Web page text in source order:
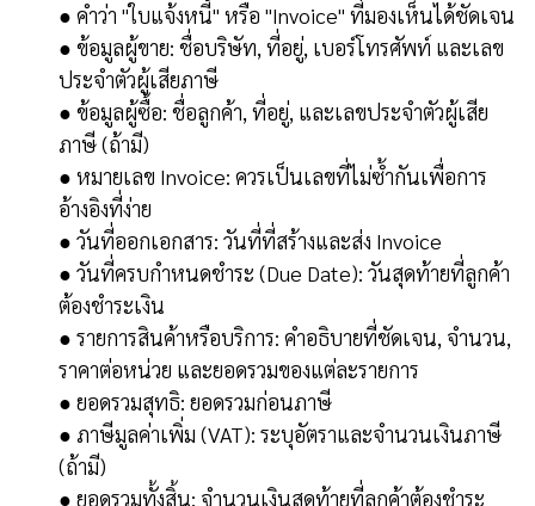
● คำว่า "ใบแจ้งหนี้" หรือ "Invoice" ที่มองเห็นได้ชัดเจน
● ข้อมูลผู้ขาย: ชื่อบริษัท, ที่อยู่, เบอร์โทรศัพท์ และเลข
ประจำตัวผู้เสียภาษี
● ข้อมูลผู้ซื้อ: ชื่อลูกค้า, ที่อยู่, และเลขประจำตัวผู้เสีย
ภาษี (ถ้ามี)
● หมายเลข Invoice: ควรเป็นเลขที่ไม่ซ้ำกันเพื่อการ
อ้างอิงที่ง่าย
● วันที่ออกเอกสาร: วันที่ที่สร้างและส่ง Invoice
● วันที่ครบกำหนดชำระ (Due Date): วันสุดท้ายที่ลูกค้า
ต้องชำระเงิน
● รายการสินค้าหรือบริการ: คำอธิบายที่ชัดเจน, จำนวน,
ราคาต่อหน่วย และยอดรวมของแต่ละรายการ
● ยอดรวมสุทธิ: ยอดรวมก่อนภาษี
● ภาษีมูลค่าเพิ่ม (VAT): ระบุอัตราและจำนวนเงินภาษี
(ถ้ามี)
● ยอดรวมทั้งสิ้น: จำนวนเงินสุดท้ายที่ลูกค้าต้องชำระ